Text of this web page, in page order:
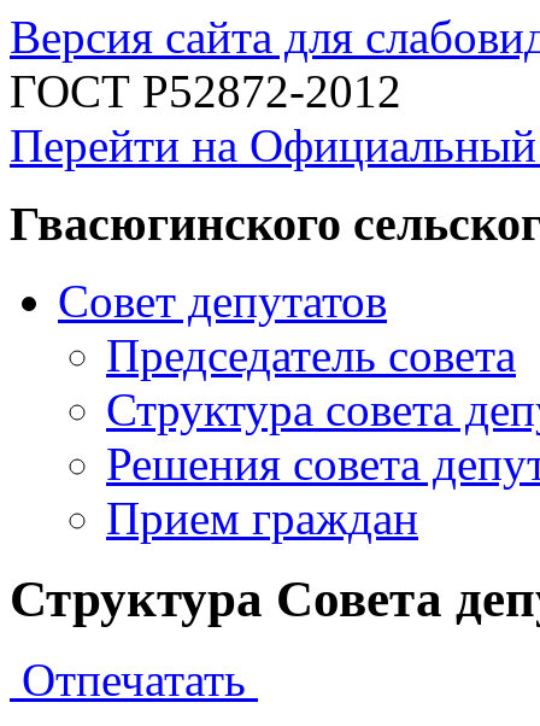
Версия сайта для
ГОСТ Р52872-2012
Перейти на
Гвасюгинского
Совет депутатов
Председатель совета
Структура совета
Решения совета
Прием граждан
Структура Совета
Отпечатать